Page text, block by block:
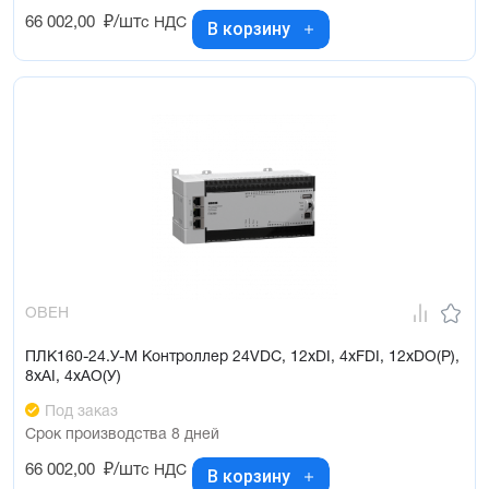
66 002,00 ₽/штс НДС В корзину
ОВЕН
ПЛК160-24.У-М Контроллер 24VDC, 12xDI, 4xFDI, 12xDO(Р),
8xAI, 4xAO(У)
Под заказ
Срок производства 8 дней
66 002,00 ₽/штс НДС В корзину